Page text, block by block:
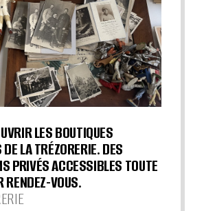
LES BOUTIQUES
LA TRÉZORERIE. DES
PRIVÉS ACCESSIBLES TOUTE
RENDEZ-VOUS.